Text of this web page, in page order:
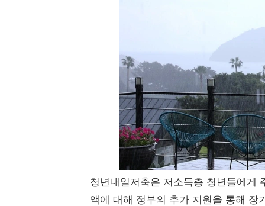
청년내일저축은 저소득층 청년들에게
액에 대해 정부의 추가 지원을 통해 장